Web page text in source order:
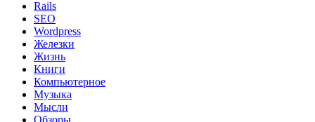
Rails
SEO
Wordpress
Железки
Жизнь
Книги
Компьютерное
Музыка
Мысли
Обзоры